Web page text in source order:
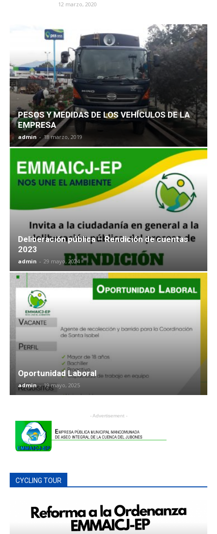
12 marzo, 2020
PESOS Y MEDIDAS DE LOS VEHÍCULOS DE LA
EMPRESA
admin - 18 marzo, 2019
Deliberación pública – Rendición de cuentas
2023
admin - 29 mayo, 2024
Oportunidad Laboral
admin - 19 mayo, 2025
- Advertisement -
CYCLING TOUR